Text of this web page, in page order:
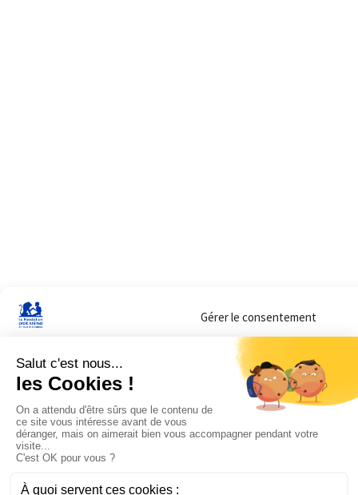
Gérer le consentement
Sur ce site, nous utilisons des cookies pour mesurer notre audience et vous
lorsque vous y consentez. Vous pouvez sélectionner ceux que vous autorisez
navigation.